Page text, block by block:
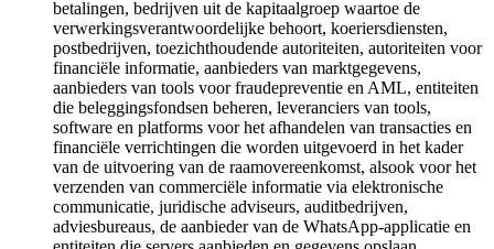
betalingen, bedrijven uit de kapitaalgroep waartoe de
verwerkingsverantwoordelijke behoort, koeriersdiensten,
postbedrijven, toezichthoudende autoriteiten, autoriteiten voor
financiële informatie, aanbieders van marktgegevens,
aanbieders van tools voor fraudepreventie en AML, entiteiten
die beleggingsfondsen beheren, leveranciers van tools,
software en platforms voor het afhandelen van transacties en
financiële verrichtingen die worden uitgevoerd in het kader
van de uitvoering van de raamovereenkomst, alsook voor het
verzenden van commerciële informatie via elektronische
communicatie, juridische adviseurs, auditbedrijven,
adviesbureaus, de aanbieder van de WhatsApp-applicatie en